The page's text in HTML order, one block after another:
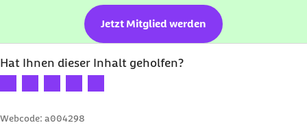
Jetzt Mitglied werden
Hat Ihnen dieser Inhalt geholfen?
Ihre Bewertung: 1 Stern
Ihre Bewertung: 2 Sterne
Ihre Bewertung: 3 Sterne
Ihre Bewertung: 4 Sterne
Ihre Bewertung: 5 Sterne
Webcode: a004298